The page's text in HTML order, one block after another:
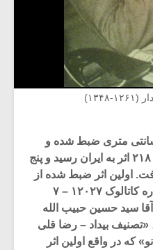
۱۳۴۸)
آثار در صفحات ۲۵ و ۳۰ سانتی متری ضبط شده و
مجموعاً ۲۲۳ اثر ضبط شد که ۲۱۸ اثر به ایران رسید و پنج
اولین اثر ضبط شده از
مشیر همایون شهردار، با شماره کاتالوک ۱۲۰۲۷ – ۷
سید حسین حبیب الله
«تصنیف بیداد – رضا قلی
که در واقع اولین اثر